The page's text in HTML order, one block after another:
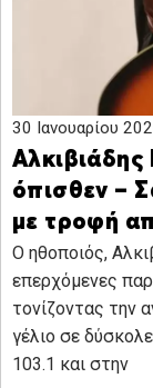
30 Ιανουαρίου
όπισθεν –
με τροφή
Ο ηθοποιός,
επερχόμενες
τονίζοντας την
γέλιο σε
103.1 και στην